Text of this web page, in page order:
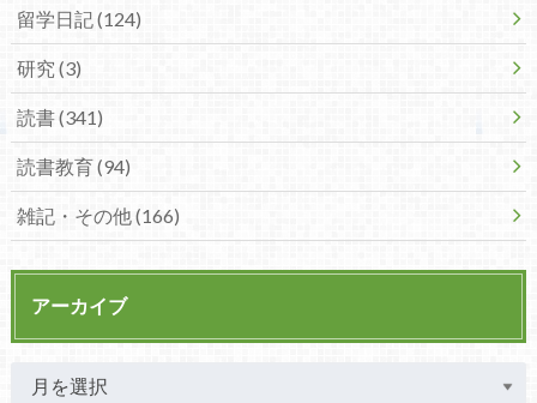
留学日記 (124)
研究 (3)
読書 (341)
読書教育 (94)
雑記・その他 (166)
アーカイブ